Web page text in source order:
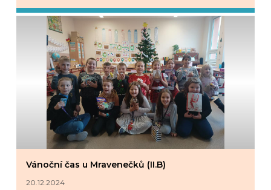
Vánoční čas u Mravenečků (II.B)
20.12.2024